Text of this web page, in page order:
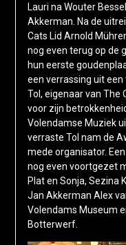
Lauri na Wouter
Akkerman. Na de
Cats Lid Arnold
nog even terug op de
hun eerste
een verrassing uit
Tol, eigenaar van The
voor zijn
Volendamse Muziek
verraste Tol nam de
mede organisator.
nog even voortgezet
Plat en Sonja, Sezina
Jan Akkerman Alex
Volendams Museum
Botterwerf.